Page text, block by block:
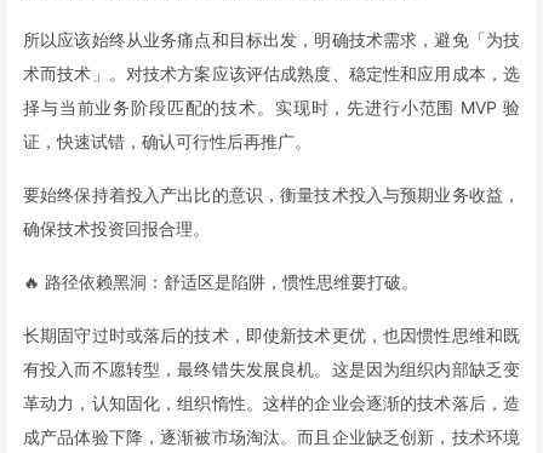
所以应该始终从业务痛点和目标出发，明确技术需求，避免「为技
术而技术」。对技术方案应该评估成熟度、稳定性和应用成本，选
择与当前业务阶段匹配的技术。实现时，先进行小范围 MVP 验
证，快速试错，确认可行性后再推广。
要始终保持着投入产出比的意识，衡量技术投入与预期业务收益，
确保技术投资回报合理。
🔥 路径依赖黑洞：舒适区是陷阱，惯性思维要打破。
长期固守过时或落后的技术，即使新技术更优，也因惯性思维和既
有投入而不愿转型，最终错失发展良机。这是因为组织内部缺乏变
革动力，认知固化，组织惰性。这样的企业会逐渐的技术落后，造
成产品体验下降，逐渐被市场淘汰。而且企业缺乏创新，技术环境